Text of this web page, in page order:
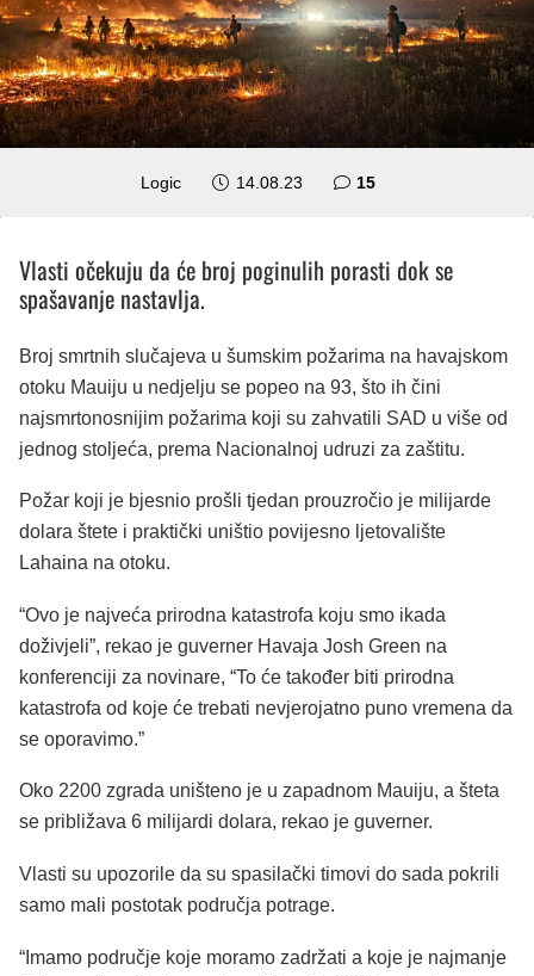
Logic 14.08.23 15komentara
Vlasti očekuju da će broj poginulih porasti dok se
spašavanje nastavlja.
Broj smrtnih slučajeva u šumskim požarima na havajskom
otoku Mauiju u nedjelju se popeo na 93, što ih čini
najsmrtonosnijim požarima koji su zahvatili SAD u više od
jednog stoljeća, prema Nacionalnoj udruzi za zaštitu.
Požar koji je bjesnio prošli tjedan prouzročio je milijarde
dolara štete i praktički uništio povijesno ljetovalište
Lahaina na otoku.
“Ovo je najveća prirodna katastrofa koju smo ikada
doživjeli”, rekao je guverner Havaja Josh Green na
konferenciji za novinare, “To će također biti prirodna
katastrofa od koje će trebati nevjerojatno puno vremena da
se oporavimo.”
Oko 2200 zgrada uništeno je u zapadnom Mauiju, a šteta
se približava 6 milijardi dolara, rekao je guverner.
Vlasti su upozorile da su spasilački timovi do sada pokrili
samo mali postotak područja potrage.
“Imamo područje koje moramo zadržati a koje je najmanje